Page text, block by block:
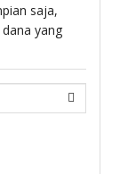
saja,
yang